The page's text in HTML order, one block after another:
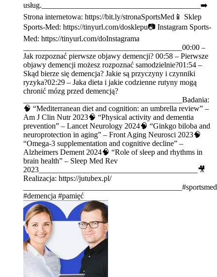
usług._________________________________________➡️
Strona internetowa: https://bit.ly/stronaSportsMed📱 Sklep
Sports-Med: https://tinyurl.com/dosklepu📷 Instagram Sports-
Med: https://tinyurl.com/doInstagrama
_________________________________________00:00 –
Jak rozpoznać pierwsze objawy demencji? 00:58 – Pierwsze
objawy demencji możesz rozpoznać samodzielnie?01:54 –
Skąd bierze się demencja? Jakie są przyczyny i czynniki
ryzyka?02:29 – Jaka dieta i jakie codzienne rutyny mogą
chronić mózg przed demencją?
_________________________________________Badania:
🧠 “Mediterranean diet and cognition: an umbrella review” –
Am J Clin Nutr 2023🧠 “Physical activity and dementia
prevention” – Lancet Neurology 2024🧠 “Ginkgo biloba and
neuroprotection in aging” – Front Aging Neurosci 2023🧠
“Omega-3 supplementation and cognitive decline” –
Alzheimers Dement 2024🧠 “Role of sleep and rhythms in
brain health” – Sleep Med Rev
2023_________________________________________🎥
Realizacja: https://jutubex.pl/
_________________________________________#sportsmed
#demencja #pamięć